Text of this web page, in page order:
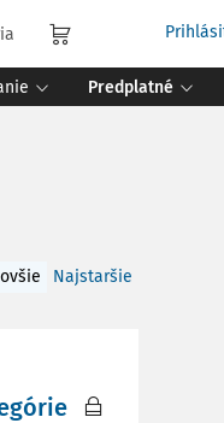
Predplatné
Najstaršie